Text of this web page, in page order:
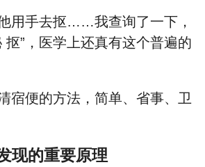
用手去抠……我查询了一下，
抠”，医学上还真有这个普遍的
宿便的方法，简单、省事、卫
现的重要原理